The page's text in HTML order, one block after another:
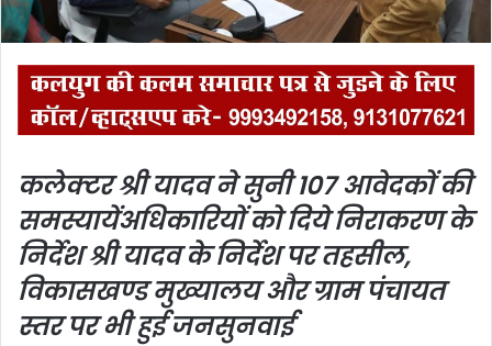
कलेक्टर श्री यादव ने सुनी 107 आवेदकों की
समस्यायेंअधिकारियों को दिये निराकरण के
निर्देश श्री यादव के निर्देश पर तहसील,
विकासखण्ड मुख्यालय और ग्राम पंचायत
स्तर पर भी हुई जनसुनवाई